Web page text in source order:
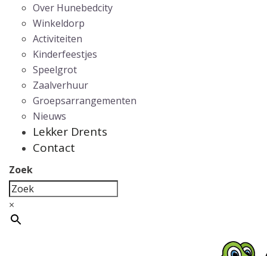
Over Hunebedcity
Winkeldorp
Activiteiten
Kinderfeestjes
Speelgrot
Zaalverhuur
Groepsarrangementen
Nieuws
Lekker Drents
Contact
Zoek
×